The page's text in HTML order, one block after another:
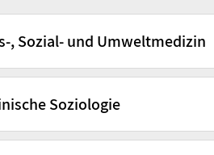
, Sozial- und Umweltmedizin
Soziologie